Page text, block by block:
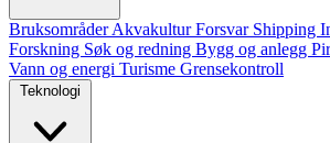
BruksområderAkvakulturForsvar Shipping
Forskning Søk og redning Bygg og anlegg
Vann og energi Turisme Grensekontroll
Teknologi